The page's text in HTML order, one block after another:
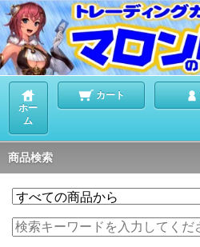
ホー
ム
カート
商品検索